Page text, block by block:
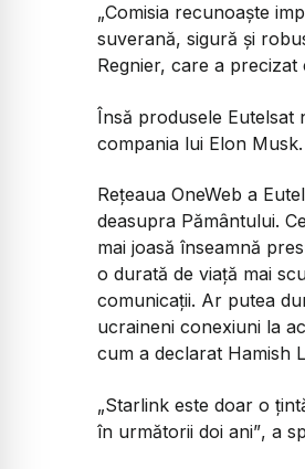
„Comisia recunoaște
suverană, sigură și
Regnier, care a
Însă produsele Eutelsat
compania lui Elon Musk.
Rețeaua OneWeb a
deasupra Pământului.
mai joasă înseamnă
o durată de viață mai
comunicații. Ar putea
ucraineni conexiuni la
cum a declarat Hamish
„Starlink este doar o
în următorii doi ani”, a